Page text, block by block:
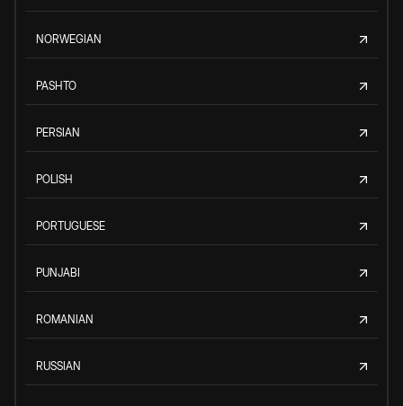
NORWEGIAN
PASHTO
PERSIAN
POLISH
PORTUGUESE
PUNJABI
ROMANIAN
RUSSIAN